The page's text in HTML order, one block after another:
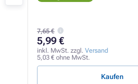
7,65 €
5,99 €
inkl. MwSt. zzgl. Versand
5,03 € ohne MwSt.
Kaufen